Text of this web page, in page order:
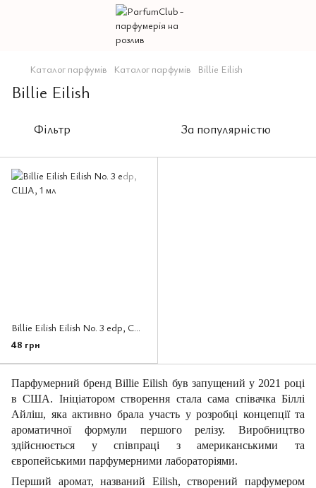
Каталог парфумів Каталог парфумів Billie Eilish
Billie Eilish
Фільтр За популярністю
Billie Eilish Eilish No. 3 edp, США, 1 мл
48 грн
Парфумерний бренд Billie Eilish був запущений у 2021 році
в США. Ініціатором створення стала сама співачка Біллі
Айліш, яка активно брала участь у розробці концепції та
ароматичної формули першого релізу. Виробництво
здійснюється у співпраці з американськими та
європейськими парфумерними лабораторіями.
Перший аромат, названий Eilish, створений парфумером